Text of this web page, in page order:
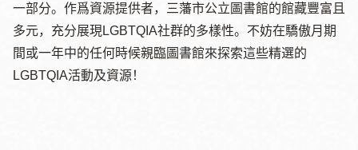
一部分。作爲資源提供者，三藩市公立圖書館的館藏豐富且
多元，充分展現 LGBTQIA社群的多樣性。不妨在驕傲月期
間或一年中的任何時候親臨圖書館來探索這些精選的
LGBTQIA活動及資源！